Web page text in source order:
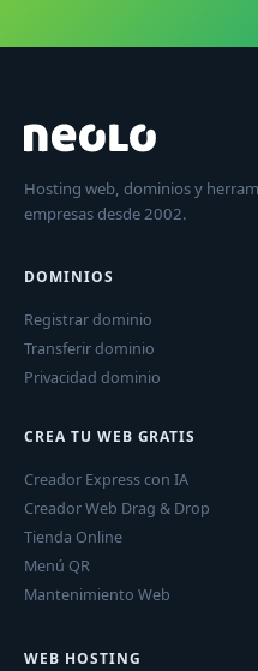
Hosting web, dominios y
empresas desde 2002.
DOMINIOS
Registrar dominio
Transferir dominio
Privacidad dominio
CREA TU WEB GRATIS
Creador Express con IA
Creador Web Drag & Drop
Tienda Online
Menú QR
Mantenimiento Web
WEB HOSTING